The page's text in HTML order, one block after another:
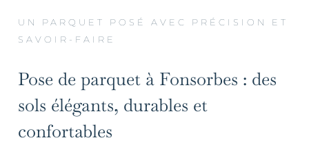
UN PARQUET POSÉ AVEC PRÉCISION ET
SAVOIR-FAIRE
Pose de parquet à Fonsorbes : des
sols élégants, durables et
confortables